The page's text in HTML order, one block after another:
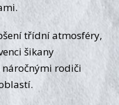
třídní atmosféry,
šikany
rodiči